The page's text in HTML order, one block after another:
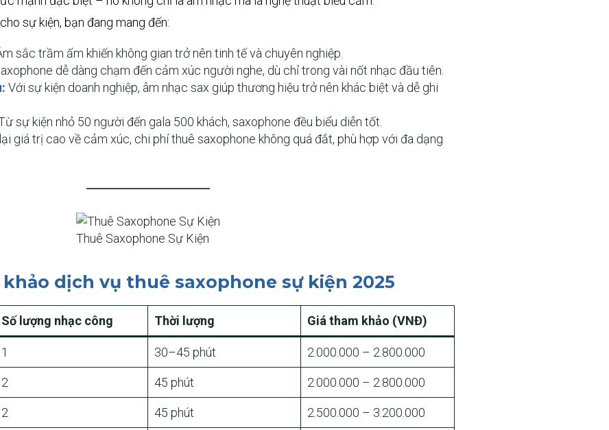
sự kiện, bạn đang mang đến:
sắc trầm ấm khiến không gian trở nên tinh tế và chuyên nghiệp.
dễ dàng chạm đến cảm xúc người nghe, dù chỉ trong vài nốt nhạc đầu tiên.
Với sự kiện doanh nghiệp, âm nhạc sax giúp thương hiệu trở nên khác biệt và dễ ghi
sự kiện nhỏ 50 người đến gala 500 khách, saxophone đều biểu diễn tốt.
giá trị cao về cảm xúc, chi phí thuê saxophone không quá đắt, phù hợp với đa dạng
Thuê Saxophone Sự Kiện
dịch vụ thuê saxophone sự kiện 2025
Số lượng nhạc công Thời lượng Giá tham khảo (VNĐ)
1 30–45 phút 2.000.000 – 2.800.000
2 45 phút 2.000.000 – 2.800.000
2 45 phút 2.500.000 – 3.200.000